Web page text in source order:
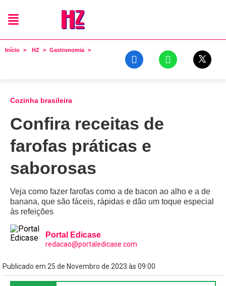
Início HZ Gastronomia
Cozinha brasileira
Confira receitas de
farofas práticas e
saborosas
Veja como fazer farofas como a de bacon ao alho e a de
banana, que são fáceis, rápidas e dão um toque especial
às refeições
Portal Edicase
redacao@portaledicase.com
Publicado em 25 de Novembro de 2023 às 09:00